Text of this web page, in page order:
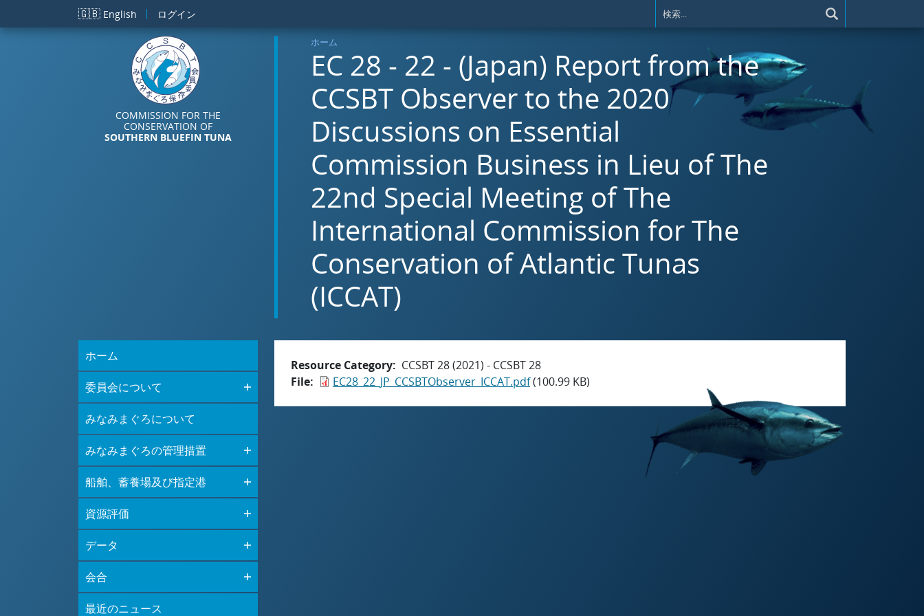
メインコンテンツに移動
🇬🇧 English ログイン
COMMISSION FOR THE
CONSERVATION OF
SOUTHERN BLUEFIN TUNA
ホーム
EC 28 - 22 - (Japan) Report from the
CCSBT Observer to the 2020
Discussions on Essential
Commission Business in Lieu of The
22nd Special Meeting of The
International Commission for The
Conservation of Atlantic Tunas
(ICCAT)
ホーム
委員会について
みなみまぐろについて
みなみまぐろの管理措置
船舶、蓄養場及び指定港
資源評価
データ
会合
最近のニュース
Resource Category
CCSBT 28 (2021) - CCSBT 28
File
EC28_22_JP_CCSBTObserver_ICCAT.pdf(100.99 KB)